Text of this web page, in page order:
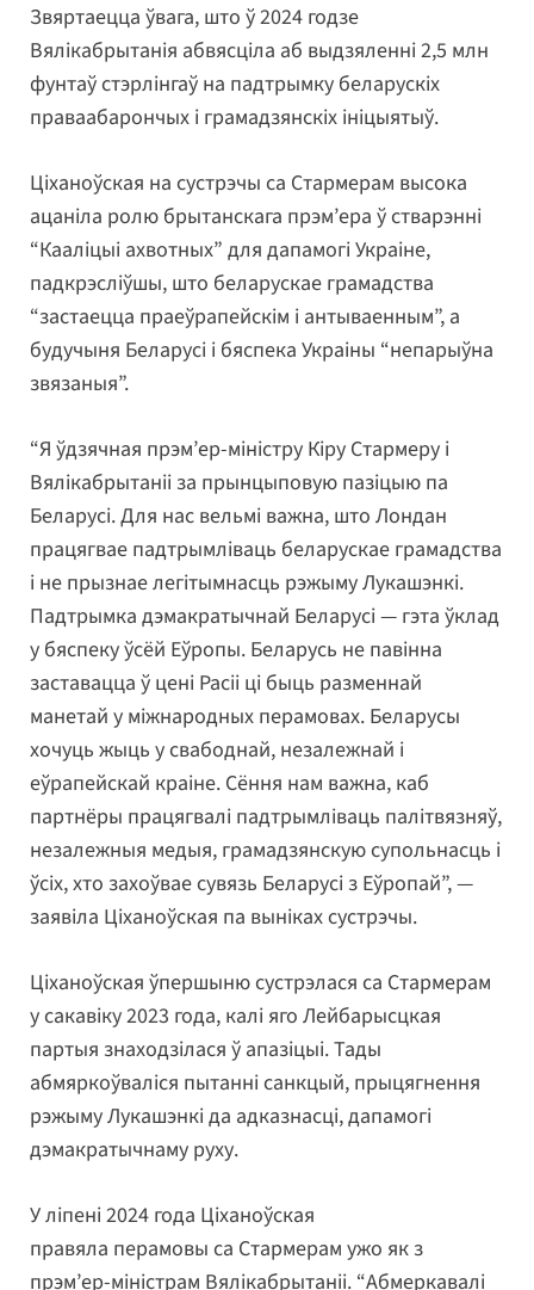
Звяртаецца ўвага, што ў 2024 годзе
Вялікабрытанія абвясціла аб выдзяленні 2,5 млн
фунтаў стэрлінгаў на падтрымку беларускіх
праваабарончых і грамадзянскіх ініцыятыў.
Ціханоўская на сустрэчы са Стармерам высока
ацаніла ролю брытанскага прэм’ера ў стварэнні
“Кааліцыі ахвотных” для дапамогі Украіне,
падкрэсліўшы, што беларускае грамадства
“застаецца праеўрапейскім і антываенным”, а
будучыня Беларусі і бяспека Украіны “непарыўна
звязаныя”.
“Я ўдзячная прэм’ер-міністру Кіру Стармеру і
Вялікабрытаніі за прынцыповую пазіцыю па
Беларусі. Для нас вельмі важна, што Лондан
працягвае падтрымліваць беларускае грамадства
і не прызнае легітымнасць рэжыму Лукашэнкі.
Падтрымка дэмакратычнай Беларусі — гэта ўклад
у бяспеку ўсёй Еўропы. Беларусь не павінна
заставацца ў цені Расіі ці быць разменнай
манетай у міжнародных перамовах. Беларусы
хочуць жыць у свабоднай, незалежнай і
еўрапейскай краіне. Сёння нам важна, каб
партнёры працягвалі падтрымліваць палітвязняў,
незалежныя медыя, грамадзянскую супольнасць і
ўсіх, хто захоўвае сувязь Беларусі з Еўропай”, —
заявіла Ціханоўская па выніках сустрэчы.
Ціханоўская ўпершыню сустрэлася са Стармерам
у сакавіку 2023 года, калі яго Лейбарысцкая
партыя знаходзілася ў апазіцыі. Тады
абмяркоўваліся пытанні санкцый, прыцягнення
рэжыму Лукашэнкі да адказнасці, дапамогі
дэмакратычнаму руху.
У ліпені 2024 года Ціханоўская
правяла перамовы са Стармерам ужо як з
прэм’ер-міністрам Вялікабрытаніі. “Абмеркавалі